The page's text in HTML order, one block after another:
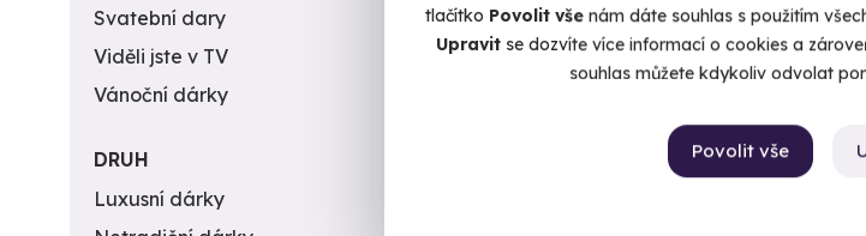
tlačítko Povolit vše nám dáte souhlas s použitím
Upravitse dozvíte více informací o cookies a
souhlas můžete kdykoliv odvolat
Povolit vše
Svatební dary
196
Viděli jste v TV
31
Vánoční dárky
DRUH
Luxusní dárky